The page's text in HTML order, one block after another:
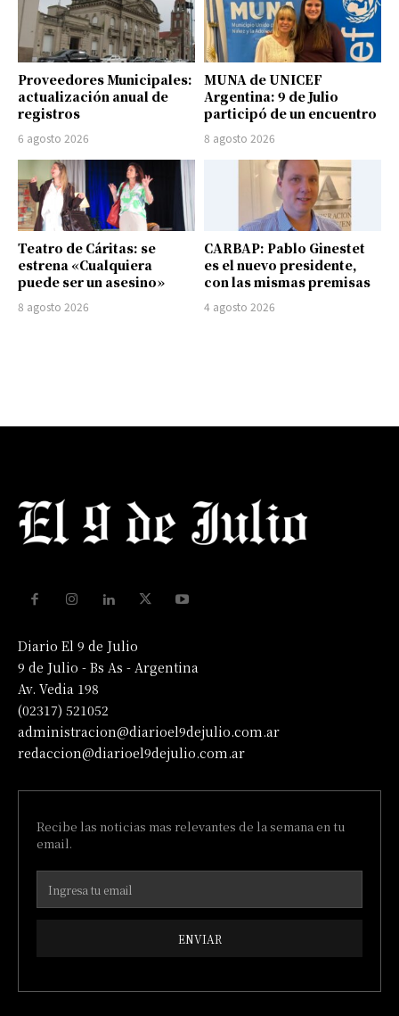
Proveedores Municipales:
actualización anual de
registros
6 agosto 2026
MUNA de UNICEF
Argentina: 9 de Julio
participó de un encuentro
8 agosto 2026
Teatro de Cáritas: se
estrena «Cualquiera
puede ser un asesino»
8 agosto 2026
CARBAP: Pablo Ginestet
es el nuevo presidente,
con las mismas premisas
4 agosto 2026
Diario El 9 de Julio
9 de Julio - Bs As - Argentina
Av. Vedia 198
(02317) 521052
administracion@diarioel9dejulio.com.ar
redaccion@diarioel9dejulio.com.ar
Recibe las noticias mas relevantes de la semana en tu
email.
ENVIAR